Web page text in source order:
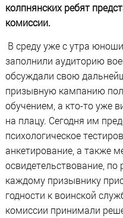
колпнянских ребят
комиссии.
В среду уже с утра
заполнили аудиторию
обсуждали свою
призывную кампанию
обучением, а кто-то уже
на плацу. Сегодня им
психологическое
анкетирование, а также
освидетельствование, по
каждому призывнику
годности к воинской
комиссии принимали